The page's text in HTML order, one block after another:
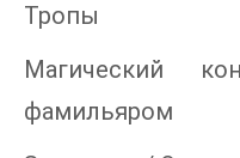
Тропы
Магический
фамильяром